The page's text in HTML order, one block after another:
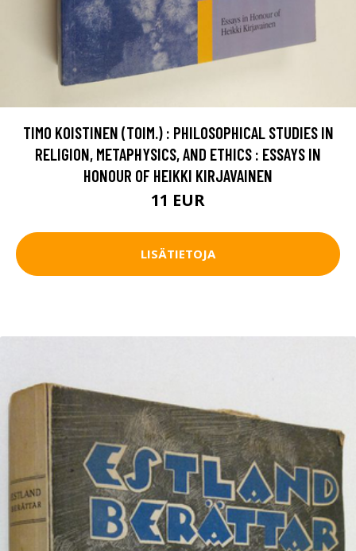
TIMO KOISTINEN (TOIM.) : PHILOSOPHICAL STUDIES IN
RELIGION, METAPHYSICS, AND ETHICS : ESSAYS IN
HONOUR OF HEIKKI KIRJAVAINEN
11 EUR
LISÄTIETOJA